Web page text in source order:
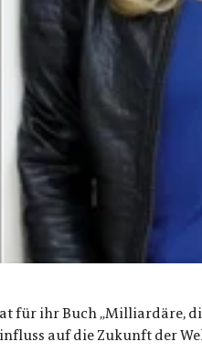
ihr Buch „Milliardäre,
auf die Zukunft der